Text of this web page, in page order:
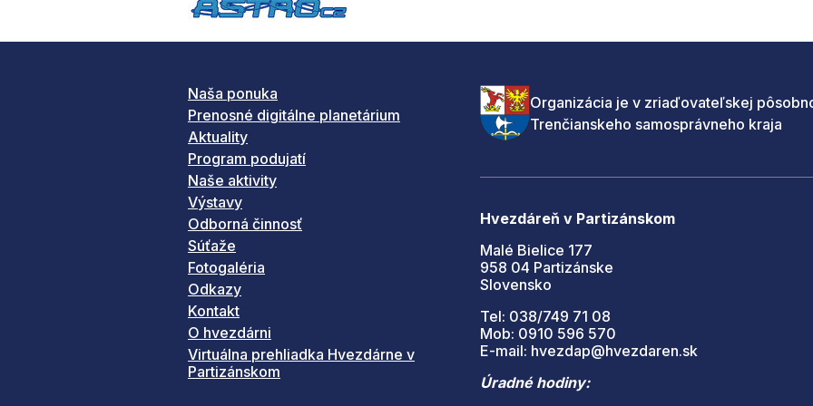
Naša ponuka
Prenosné digitálne planetárium
Aktuality
Program podujatí
Naše aktivity
Výstavy
Odborná činnosť
Súťaže
Fotogaléria
Odkazy
Kontakt
O hvezdárni
Virtuálna prehliadka Hvezdárne v
Partizánskom
Organizácia je v zriaďovateľskej
Trenčianskeho samosprávneho kraja
Hvezdáreň v Partizánskom
Malé Bielice 177
958 04 Partizánske
Slovensko
Tel: 038/749 71 08
Mob: 0910 596 570
E-mail: hvezdap@hvezdaren.sk
Úradné hodiny: